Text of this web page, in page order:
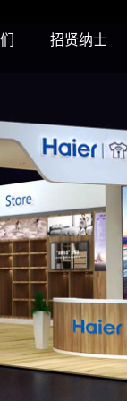
招贤纳士